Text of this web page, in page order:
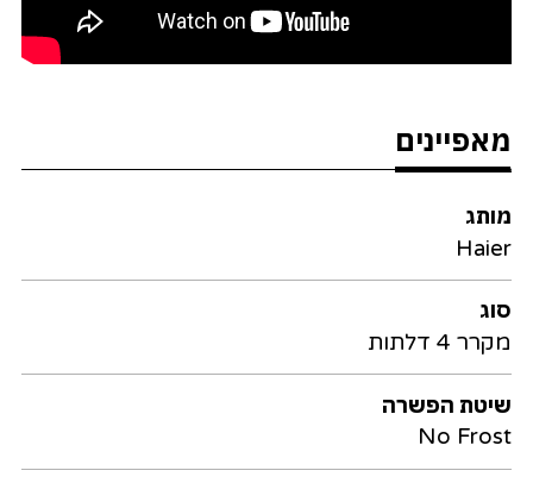
מאפיינים
מותג
Haier
סוג
מקרר 4 דלתות
שיטת הפשרה
No Frost